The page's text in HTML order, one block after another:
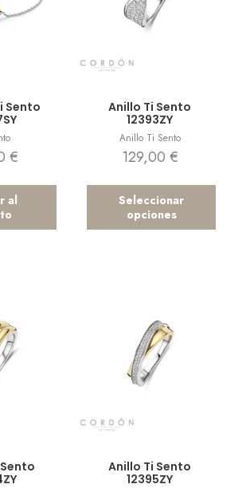
Sento
€
al
Anillo Ti Sento
12393ZY
Anillo Ti Sento
129,00 €
Seleccionar
opciones
Anillo Ti Sento
12395ZY